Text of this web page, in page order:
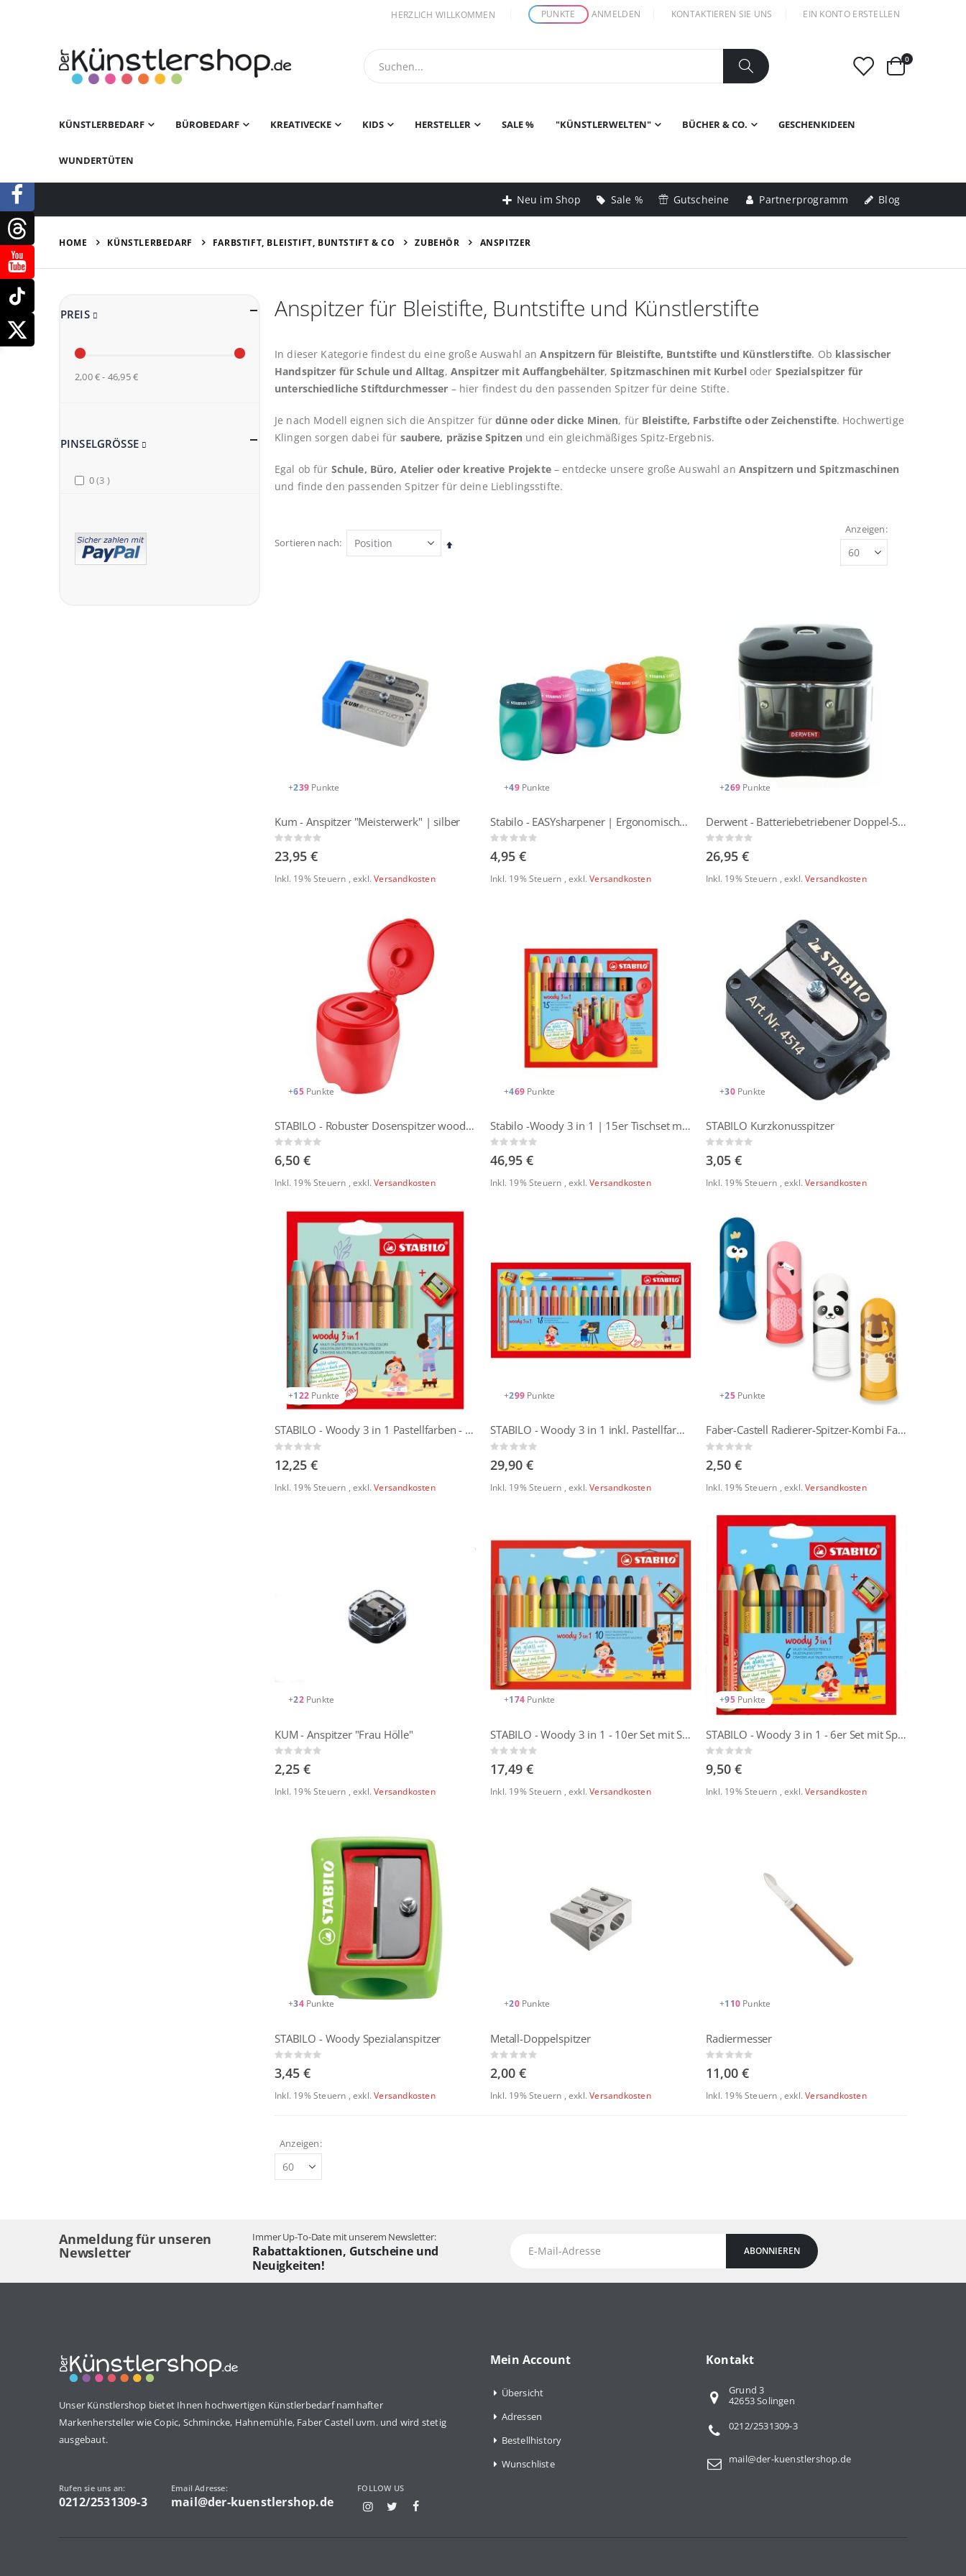
HERZLICH WILLKOMMEN PUNKTE ANMELDEN KONTAKTIEREN SIE UNS EIN KONTO ERSTELLEN
Warenkorb
0Artikel
KÜNSTLERBEDARF BÜROBEDARF KREATIVECKE KIDS HERSTELLER SALE % "KÜNSTLERWELTEN" BÜCHER & CO. GESCHENKIDEEN
WUNDERTÜTEN
Neu im Shop Sale % Gutscheine Partnerprogramm Blog
HOME KÜNSTLERBEDARF FARBSTIFT, BLEISTIFT, BUNTSTIFT & CO ZUBEHÖR ANSPITZER
Anspitzer für Bleistifte, Buntstifte und Künstlerstifte
In dieser Kategorie findest du eine große Auswahl anAnspitzern für Bleistifte, Buntstifte und Künstlerstifte. Ob klassischer
Handspitzer für Schule und Alltag, Anspitzer mit Auffangbehälter,Spitzmaschinen mit Kurbeloder Spezialspitzer für
unterschiedliche Stiftdurchmesser – hier findest du den passenden Spitzer für deine Stifte.
Je nach Modell eignen sich die Anspitzer fürdünne oder dicke Minen, für Bleistifte, Farbstifte oder Zeichenstifte. Hochwertige
Klingen sorgen dabei für saubere, präzise Spitzen und ein gleichmäßiges Spitz-Ergebnis.
Egal ob für Schule, Büro, Atelier oder kreative Projekte– entdecke unsere große Auswahl an Anspitzern und Spitzmaschinen
und finde den passenden Spitzer für deine Lieblingsstifte.
Sortieren nach
In
Anzeigen
+239 Punkte
Kum - Anspitzer "Meisterwerk" | silber
Rating:
0%
23,95 €
Inkl. 19% Steuern ,exkl.Versandkosten
+49 Punkte
Stabilo - EASYsharpener | Ergonomischer Dosenspitzer speziell für Links- und Rechtshänder
Rating:
0%
4,95 €
Inkl. 19% Steuern , exkl.Versandkosten
+269 Punkte
Derwent - Batteriebetriebener Doppel-Spitzer
Rating:
0%
26,95 €
Inkl. 19% Steuern , exkl.Versandkosten
+65 Punkte
STABILO - Robuster Dosenspitzer woody 3 in 1
Rating:
0%
6,50 €
Inkl. 19% Steuern ,exkl.Versandkosten
+469 Punkte
Stabilo -Woody 3 in 1 | 15er Tischset mit Anspitzer
Rating:
0%
46,95 €
Inkl. 19% Steuern , exkl.Versandkosten
+30 Punkte
STABILO Kurzkonusspitzer
Rating:
0%
3,05 €
Inkl. 19% Steuern , exkl.Versandkosten
+122 Punkte
STABILO - Woody 3 in 1 Pastellfarben - 6er Set mit Spitzer
Rating:
0%
12,25 €
Inkl. 19% Steuern ,exkl.Versandkosten
+299 Punkte
STABILO - Woody 3 in 1 inkl. Pastellfarben - 18er Set mit Spitzer und Pinsel
Rating:
0%
29,90 €
Inkl. 19% Steuern , exkl.Versandkosten
+25 Punkte
Faber-Castell Radierer-Spitzer-Kombi Faces
Rating:
0%
2,50 €
Inkl. 19% Steuern , exkl.Versandkosten
+22 Punkte
KUM - Anspitzer "Frau Hölle"
Rating:
0%
2,25 €
Inkl. 19% Steuern ,exkl.Versandkosten
+174 Punkte
STABILO - Woody 3 in 1 - 10er Set mit Spitzer
Rating:
0%
17,49 €
Inkl. 19% Steuern , exkl.Versandkosten
+95 Punkte
STABILO - Woody 3 in 1 - 6er Set mit Spitzer
Rating:
0%
9,50 €
Inkl. 19% Steuern , exkl.Versandkosten
+34 Punkte
STABILO - Woody Spezialanspitzer
Rating:
0%
3,45 €
Inkl. 19% Steuern ,exkl.Versandkosten
+20 Punkte
Metall-Doppelspitzer
Rating:
0%
2,00 €
Inkl. 19% Steuern , exkl.Versandkosten
+110 Punkte
Radiermesser
Rating:
0%
11,00 €
Inkl. 19% Steuern , exkl.Versandkosten
Anzeigen
PREIS
2,00 € - 46,95 €
PINSELGRÖSSE
0 3 items
Anmeldung für unseren
Newsletter
Immer Up-To-Date mit unserem Newsletter:
Rabattaktionen, Gutscheine und
Neuigkeiten!
ABONNIEREN
Unser Künstlershop bietet Ihnen hochwertigen Künstlerbedarf namhafter
Markenhersteller wie Copic, Schmincke, Hahnemühle, Faber Castell uvm. und wird stetig
ausgebaut.
Rufen sie uns an:
0212/2531309-3
Email Adresse:
mail@der-kuenstlershop.de
FOLLOW US
Mein Account
Übersicht
Adressen
Bestellhistory
Wunschliste
Kontakt
Grund 3
42653 Solingen
0212/2531309-3
mail@der-kuenstlershop.de